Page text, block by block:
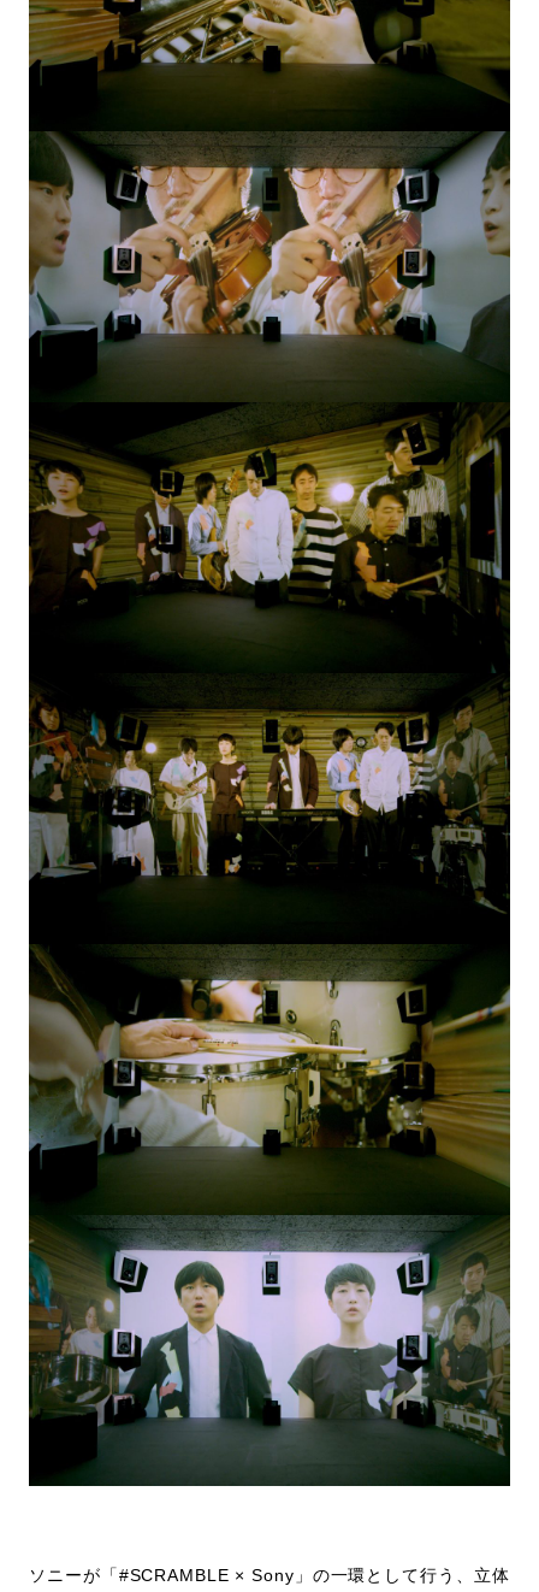
ソニーが「#SCRAMBLE × Sony」の一環として行う、立体